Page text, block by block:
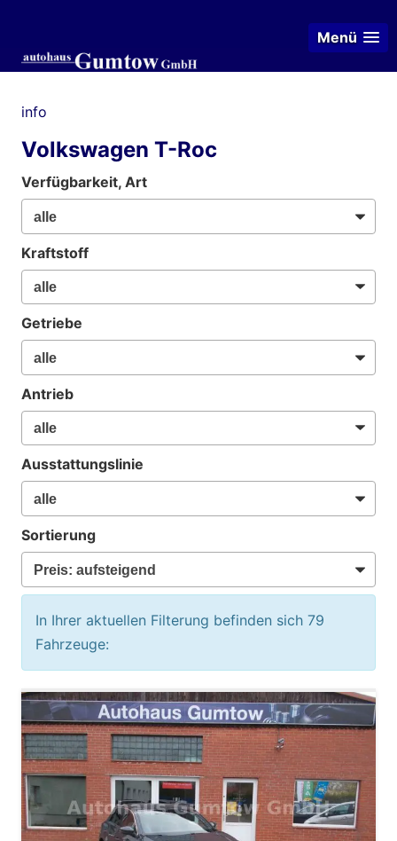
Menü
info
Volkswagen T-Roc
Verfügbarkeit, Art
Kraftstoff
Getriebe
Antrieb
Ausstattungslinie
Sortierung
In Ihrer aktuellen Filterung befinden sich 79
Fahrzeuge: